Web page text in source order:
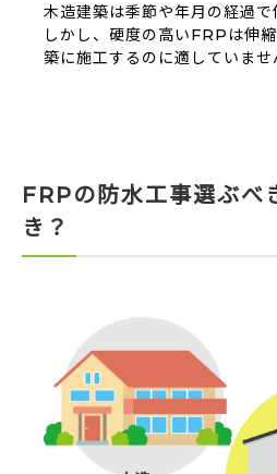
木造建築は季節や年月の経過で
しかし、硬度の高いFRPは伸
築に施工するのに適していませ
FRPの防水工事選ぶべ
き？